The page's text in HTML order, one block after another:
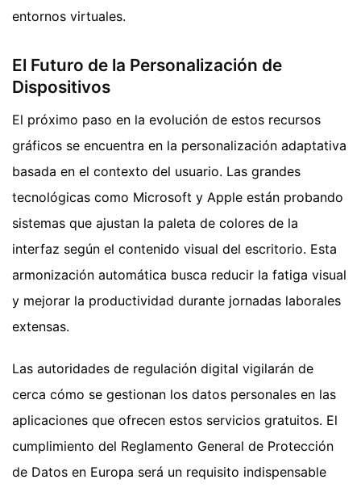
entornos virtuales.
El Futuro de la Personalización de
Dispositivos
El próximo paso en la evolución de estos recursos
gráficos se encuentra en la personalización adaptativa
basada en el contexto del usuario. Las grandes
tecnológicas como Microsoft y Apple están probando
sistemas que ajustan la paleta de colores de la
interfaz según el contenido visual del escritorio. Esta
armonización automática busca reducir la fatiga visual
y mejorar la productividad durante jornadas laborales
extensas.
Las autoridades de regulación digital vigilarán de
cerca cómo se gestionan los datos personales en las
aplicaciones que ofrecen estos servicios gratuitos. El
cumplimiento del Reglamento General de Protección
de Datos en Europa será un requisito indispensable